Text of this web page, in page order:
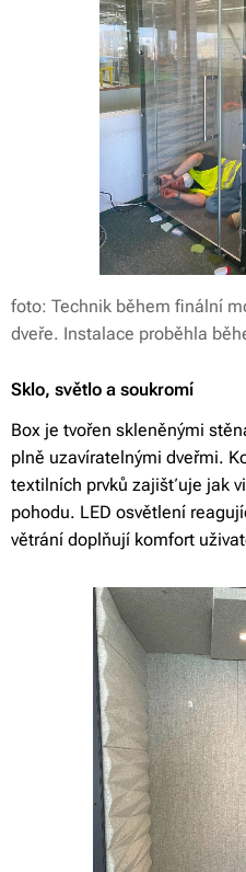
foto: Technik během finální
dveře. Instalace proběhla
Sklo, světlo a soukromí
Box je tvořen skleněnými
plně uzavíratelnými dveřmi.
textilních prvků zajišťuje jak
pohodu. LED osvětlení
větrání doplňují komfort